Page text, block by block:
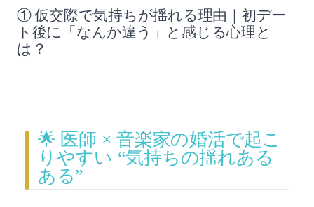
2026-06（12）
2023-11（1）
2022-05（1）
① 仮交際で気持ちが揺れる理由｜初デー
ト後に「なんか違う」と感じる心理と
は？
🌟 医師 × 音楽家の婚活で起こ
りやすい “気持ちの揺れある
ある”